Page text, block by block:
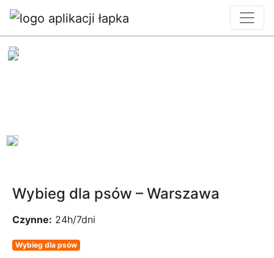
Wybieg dla psów – Warszawa
Czynne: 24h/7dni
Wybieg dla psów